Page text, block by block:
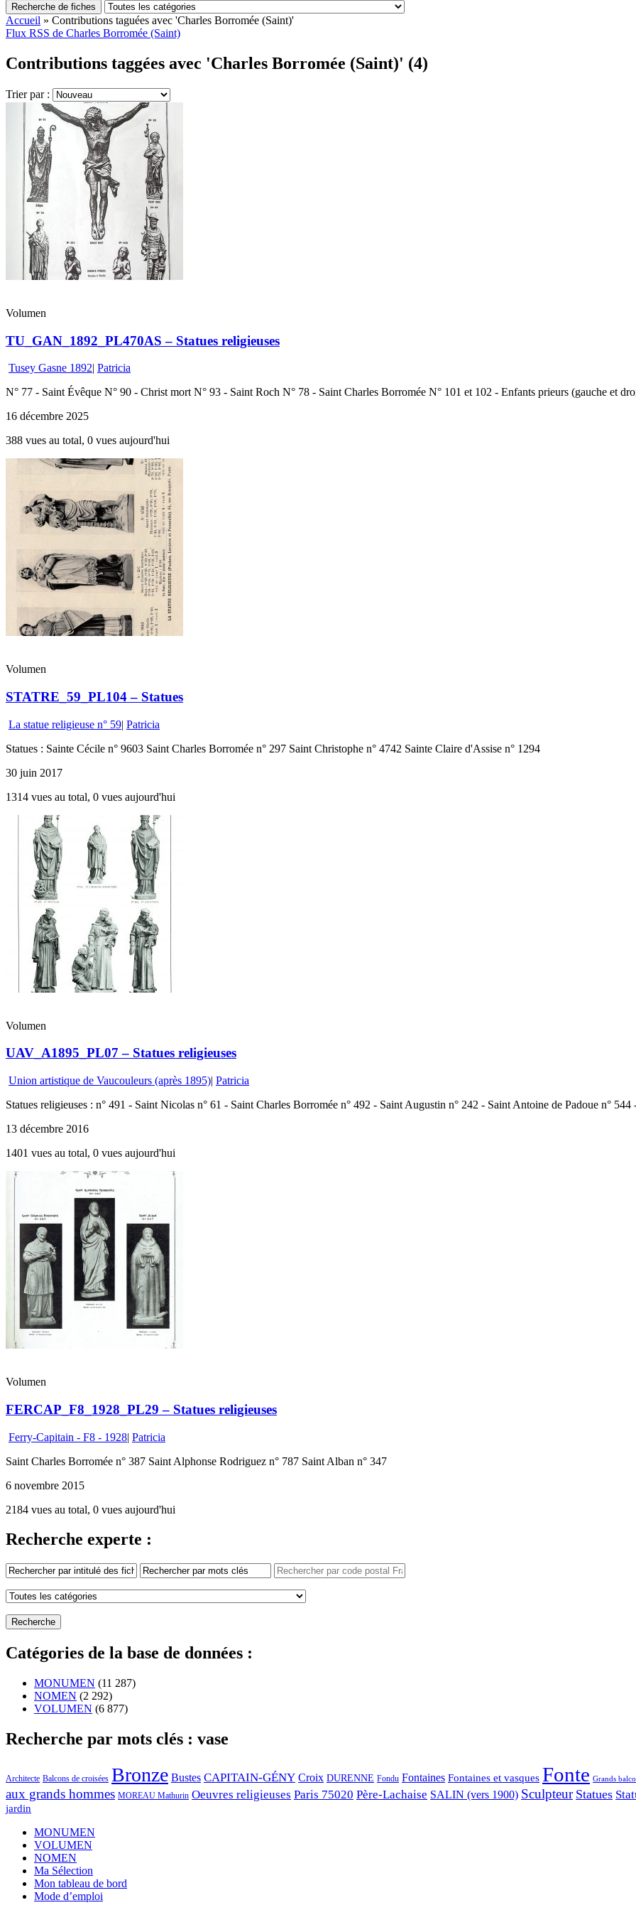
Recherche de fiches
Accueil » Contributions taguées avec 'Charles Borromée (Saint)'
Flux RSS de Charles Borromée (Saint)
Contributions taggées avec 'Charles Borromée (Saint)' (4)
Trier par :
Volumen
TU_GAN_1892_PL470AS – Statues religieuses
Tusey Gasne 1892| Patricia
N° 77 - Saint Évêque N° 90 - Christ mort N° 93 - Saint Roch N° 78 - Saint Charles Borromée N° 101 et 102 - Enfants prieurs (gauche et
16 décembre 2025
388 vues au total, 0 vues aujourd'hui
Volumen
STATRE_59_PL104 – Statues
La statue religieuse n° 59| Patricia
Statues : Sainte Cécile n° 9603 Saint Charles Borromée n° 297 Saint Christophe n° 4742 Sainte Claire d'Assise n° 1294
30 juin 2017
1314 vues au total, 0 vues aujourd'hui
Volumen
UAV_A1895_PL07 – Statues religieuses
Union artistique de Vaucouleurs (après 1895)| Patricia
Statues religieuses : n° 491 - Saint Nicolas n° 61 - Saint Charles Borromée n° 492 - Saint Augustin n° 242 - Saint Antoine de Padoue n° 544
13 décembre 2016
1401 vues au total, 0 vues aujourd'hui
Volumen
FERCAP_F8_1928_PL29 – Statues religieuses
Ferry-Capitain - F8 - 1928| Patricia
Saint Charles Borromée n° 387 Saint Alphonse Rodriguez n° 787 Saint Alban n° 347
6 novembre 2015
2184 vues au total, 0 vues aujourd'hui
Recherche experte :
Catégories de la base de données :
MONUMEN (11 287)
NOMEN (2 292)
VOLUMEN (6 877)
Recherche par mots clés : vase
Architecte Balcons de croisées Bronze Bustes CAPITAIN-GÉNY Croix DURENNE Fondu Fontaines Fontaines et vasques Fonte Grands
aux grands hommes MOREAU Mathurin Oeuvres religieuses Paris 75020 Père-Lachaise SALIN (vers 1900) Sculpteur Statues
jardin
MONUMEN
VOLUMEN
NOMEN
Ma Sélection
Mon tableau de bord
Mode d’emploi